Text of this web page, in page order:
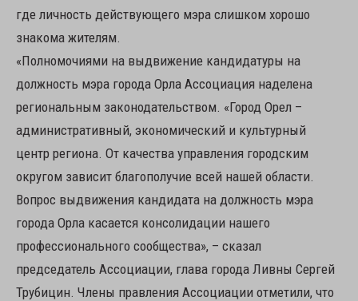
где личность действующего мэра слишком хорошо
знакома жителям.
«Полномочиями на выдвижение кандидатуры на
должность мэра города Орла Ассоциация наделена
региональным законодательством. «Город Орел –
административный, экономический и культурный
центр региона. От качества управления городским
округом зависит благополучие всей нашей области.
Вопрос выдвижения кандидата на должность мэра
города Орла касается консолидации нашего
профессионального сообщества», – сказал
председатель Ассоциации, глава города Ливны Сергей
Трубицин. Члены правления Ассоциации отметили, что